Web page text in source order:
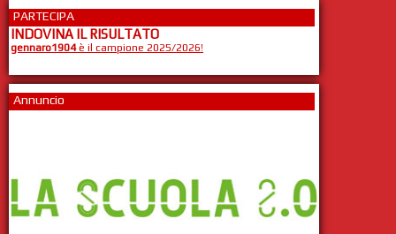
PARTECIPA
INDOVINA IL RISULTATO
gennaro1904è il campione 2025/2026!
Annuncio